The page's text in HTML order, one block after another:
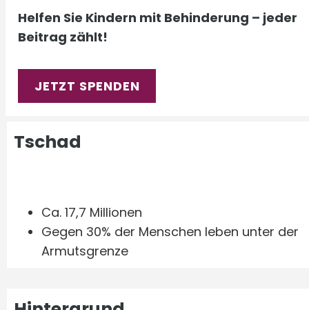
Helfen Sie Kindern mit Behinderung – jeder
Beitrag zählt!
JETZT SPENDEN
Tschad
Ca. 17,7 Millionen
Gegen 30% der Menschen leben unter der
Armutsgrenze